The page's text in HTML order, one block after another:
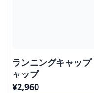
ランニングキャッ
ャップ
¥2,960